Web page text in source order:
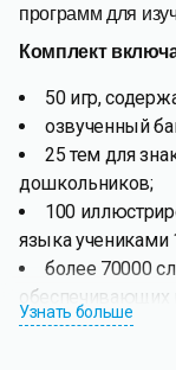
программ для
Комплект
50 игр,
озвученный
25 тем для
дошкольников;
100
языка учениками
более 70000
обеспечивающих
выполняемых
Узнать больше